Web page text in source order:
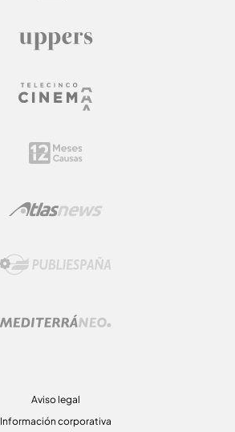
Aviso legal
Información corporativa